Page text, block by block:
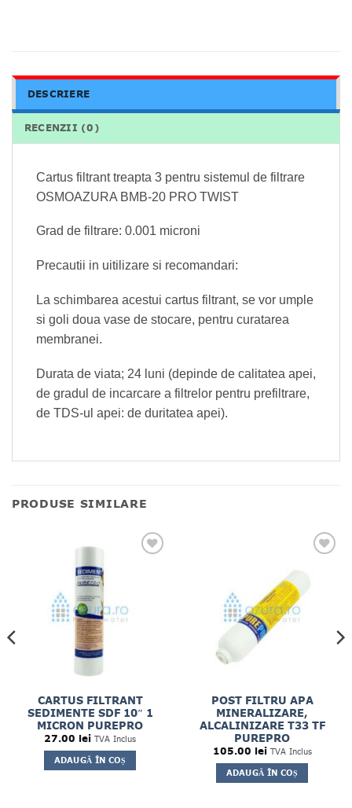
DESCRIERE
RECENZII (0)
Cartus filtrant treapta 3 pentru sistemul de filtrare
OSMOAZURA BMB-20 PRO TWIST
Grad de filtrare: 0.001 microni
Precautii in uitilizare si recomandari:
La schimbarea acestui cartus filtrant, se vor umple
si goli doua vase de stocare, pentru curatarea
membranei.
Durata de viata; 24 luni (depinde de calitatea apei,
de gradul de incarcare a filtrelor pentru prefiltrare,
de TDS-ul apei: de duritatea apei).
PRODUSE SIMILARE
CARTUS FILTRANT
SEDIMENTE SDF 10″ 1
MICRON PUREPRO
27.00 lei TVA Inclus
ADAUGĂ ÎN COȘ
POST FILTRU APA
MINERALIZARE,
ALCALINIZARE T33 TF
PUREPRO
105.00 lei TVA Inclus
ADAUGĂ ÎN COȘ